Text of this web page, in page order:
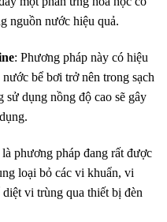
nguồn nước hiệu quả.
: Phương pháp này có hiệu
bể bơi trở nên trong sạch
dụng nồng độ cao sẽ gây
phương pháp đang rất được
loại bỏ các vi khuẩn, vi
vi trùng qua thiết bị đèn